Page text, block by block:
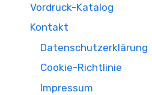
Vordruck-Katalog
Kontakt
Datenschutzerklärung
Cookie-Richtlinie
Impressum